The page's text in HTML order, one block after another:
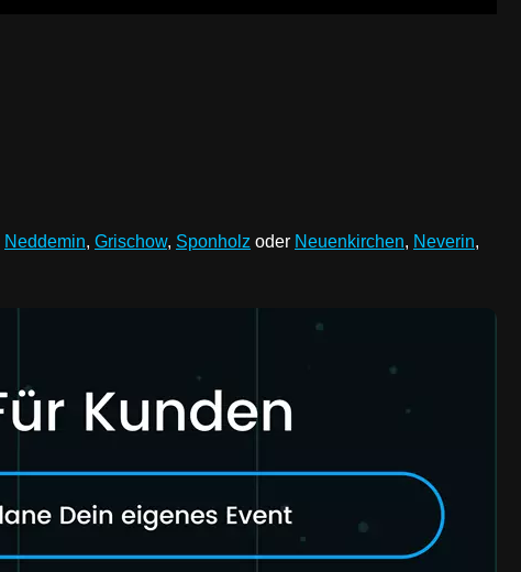
Neddemin, Grischow, Sponholz oder Neuenkirchen, Neverin,